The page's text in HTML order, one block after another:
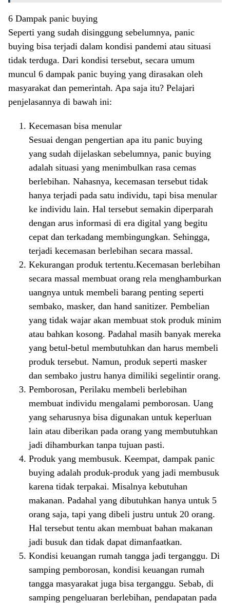
6 Dampak panic buying
Seperti yang sudah disinggung sebelumnya, panic
buying bisa terjadi dalam kondisi pandemi atau situasi
tidak terduga. Dari kondisi tersebut, secara umum
muncul 6 dampak panic buying yang dirasakan oleh
masyarakat dan pemerintah. Apa saja itu? Pelajari
penjelasannya di bawah ini:
Kecemasan bisa menular
Sesuai dengan pengertian apa itu panic buying
yang sudah dijelaskan sebelumnya, panic buying
adalah situasi yang menimbulkan rasa cemas
berlebihan. Nahasnya, kecemasan tersebut tidak
hanya terjadi pada satu individu, tapi bisa menular
ke individu lain. Hal tersebut semakin diperparah
dengan arus informasi di era digital yang begitu
cepat dan terkadang membingungkan. Sehingga,
terjadi kecemasan berlebihan secara massal.
Kekurangan produk tertentu.Kecemasan berlebihan
secara massal membuat orang rela menghamburkan
uangnya untuk membeli barang penting seperti
sembako, masker, dan hand sanitizer. Pembelian
yang tidak wajar akan membuat stok produk minim
atau bahkan kosong. Padahal masih banyak mereka
yang betul-betul membutuhkan dan harus membeli
produk tersebut. Namun, produk seperti masker
dan sembako justru hanya dimiliki segelintir orang.
Pemborosan, Perilaku membeli berlebihan
membuat individu mengalami pemborosan. Uang
yang seharusnya bisa digunakan untuk keperluan
lain atau diberikan pada orang yang membutuhkan
jadi dihamburkan tanpa tujuan pasti.
Produk yang membusuk. Keempat, dampak panic
buying adalah produk-produk yang jadi membusuk
karena tidak terpakai. Misalnya kebutuhan
makanan. Padahal yang dibutuhkan hanya untuk 5
orang saja, tapi yang dibeli justru untuk 20 orang.
Hal tersebut tentu akan membuat bahan makanan
jadi busuk dan tidak dapat dimanfaatkan.
Kondisi keuangan rumah tangga jadi terganggu. Di
samping pemborosan, kondisi keuangan rumah
tangga masyarakat juga bisa terganggu. Sebab, di
samping pengeluaran berlebihan, pendapatan pada